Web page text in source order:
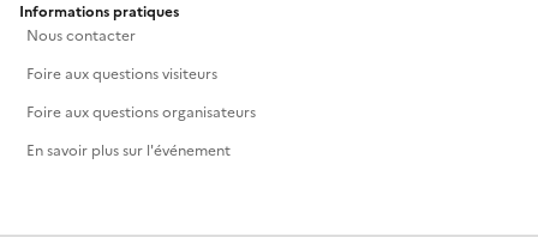
Informations pratiques
Nous contacter
Foire aux questions visiteurs
Foire aux questions organisateurs
En savoir plus sur l'événement